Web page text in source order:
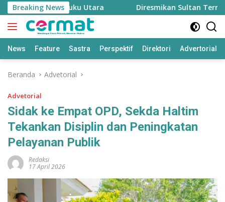
Langsung
ke
konten
Breaking News
Inflasi Maluku Utara Diresmikan Sultan
News Feature Sastra Perspektif Direktori Advertorial
Beranda Advetorial
Advetorial
Sidak ke Empat OPD, Sekda Haltim
Tekankan Disiplin dan Peningkatan
Pelayanan Publik
Redaksi
17 April 2026